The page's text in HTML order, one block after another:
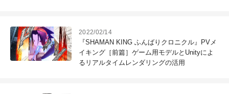
2022/02/14
『SHAMAN KING ふんばりクロニクル』PVメ
イキング［前篇］ゲーム用モデルとUnityによ
るリアルタイムレンダリングの活用